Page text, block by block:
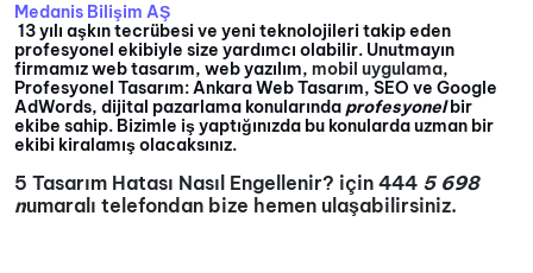
Medanis Bilişim AŞ
13 yılı aşkın tecrübesi ve yeni teknolojileri takip eden
profesyonel ekibiyle size yardımcı olabilir. Unutmayın
firmamız web tasarım, web yazılım, mobil uygulama,
Profesyonel Tasarım: Ankara Web Tasarım, SEO ve Google
AdWords, dijital pazarlama konularında profesyonelbir
ekibe sahip. Bizimle iş yaptığınızda bu konularda uzman bir
ekibi kiralamış olacaksınız.
5 Tasarım Hatası Nasıl Engellenir? için 444 5 698
numaralı telefondan bize hemen ulaşabilirsiniz.